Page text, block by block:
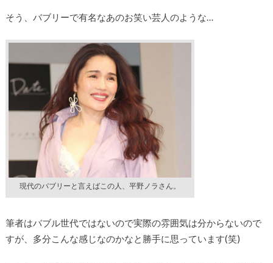
そう、バブリーで有名なあのお笑い芸人のような…
現代のバブリーと言えばこの人、平野ノラさん。
筆者はバブル世代ではないので実際の雰囲気は分からないので
すが、多分こんな感じなのかなと勝手に思っています(笑)